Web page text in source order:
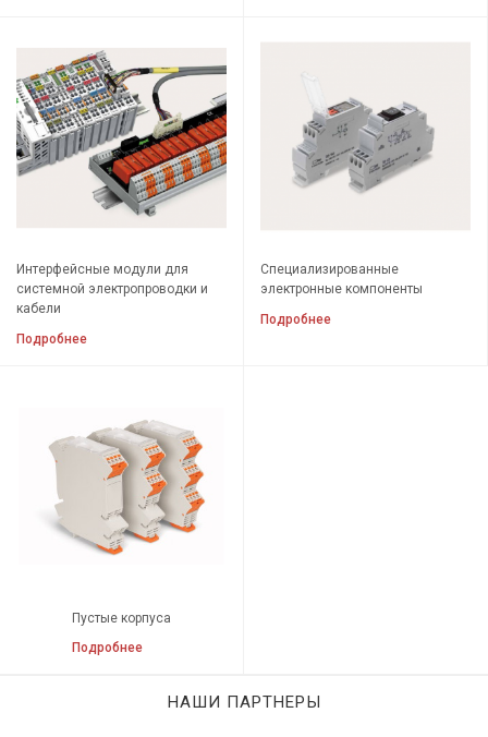
Интерфейсные модули для
системной электропроводки и
кабели
Подробнее
Специализированные
электронные компоненты
Подробнее
Пустые корпуса
Подробнее
НАШИ ПАРТНЕРЫ